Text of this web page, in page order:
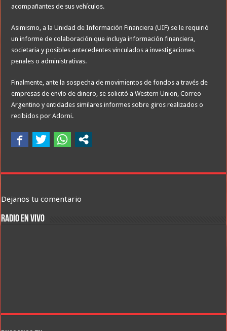
acompañantes de sus vehículos.
Asimismo, a la Unidad de Información Financiera (UIF) se le requirió
un informe de colaboración que incluya información financiera,
societaria y posibles antecedentes vinculados a investigaciones
penales o administrativas.
Finalmente, ante la sospecha de movimientos de fondos a través de
empresas de envío de dinero, se solicitó a Western Union, Correo
Argentino y entidades similares informes sobre giros realizados o
recibidos por Adorni.
Dejanos tu comentario
RADIO EN VIVO